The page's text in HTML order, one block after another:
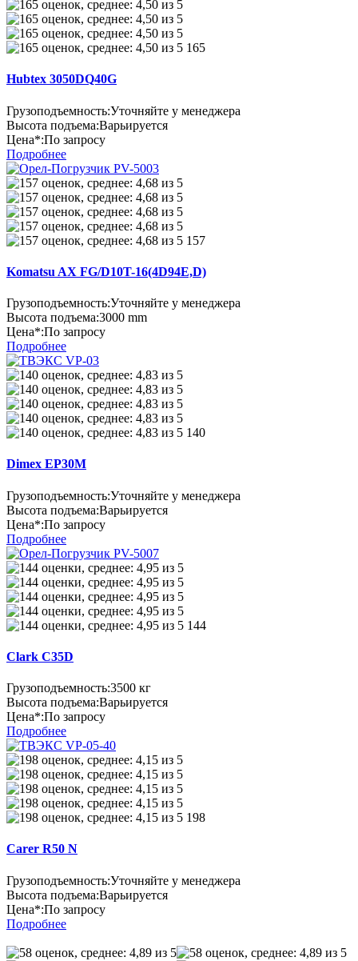
165
Hubtex 3050DQ40G
Грузоподъемность:Уточняйте у менеджера
Высота подъема:Варьируется
Цена*:По запросу
Подробнее
157
Komatsu AX FG/D10T-16(4D94E,D)
Грузоподъемность:Уточняйте у менеджера
Высота подъема:3000 mm
Цена*:По запросу
Подробнее
140
Dimex EP30M
Грузоподъемность:Уточняйте у менеджера
Высота подъема:Варьируется
Цена*:По запросу
Подробнее
144
Clark C35D
Грузоподъемность:3500 кг
Высота подъема:Варьируется
Цена*:По запросу
Подробнее
198
Carer R50 N
Грузоподъемность:Уточняйте у менеджера
Высота подъема:Варьируется
Цена*:По запросу
Подробнее